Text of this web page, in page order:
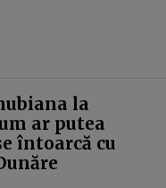
la
ar putea
întoarcă cu